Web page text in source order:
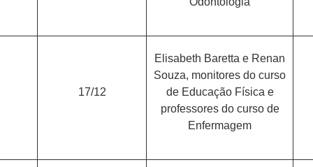
17/12
Elisabeth Baretta e Renan
Souza, monitores do curso
de Educação Física e
professores do curso de
Enfermagem